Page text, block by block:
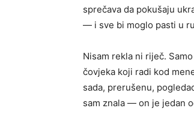
sprečava da pokušaju
— i sve bi moglo pasti u
Nisam rekla ni riječ.
čovjeka koji radi kod
sada, prerušenu,
sam znala — on je jedan